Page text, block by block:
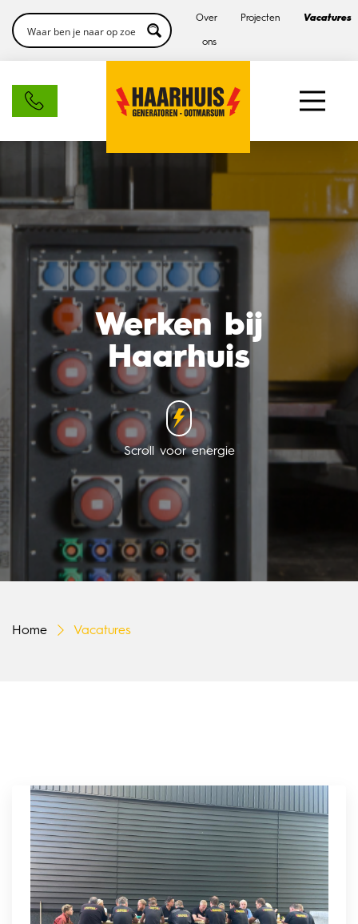
Over
ons
Projecten Vacatures
Werken bij
Haarhuis
Scroll voor energie
Home Vacatures